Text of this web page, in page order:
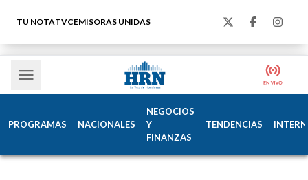
TU NOTATVCEMISORAS UNIDAS
PROGRAMAS NACIONALES
NEGOCIOS
Y
FINANZAS
TENDENCIAS